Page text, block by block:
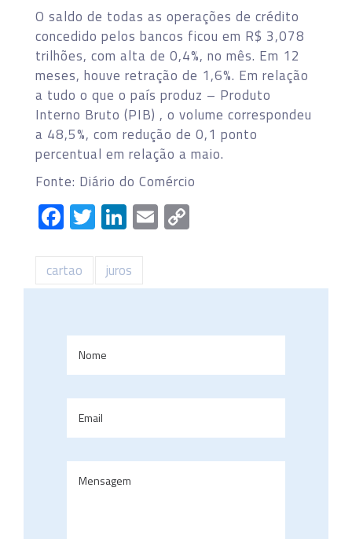
O saldo de todas as operações de crédito
concedido pelos bancos ficou em R$ 3,078
trilhões, com alta de 0,4%, no mês. Em 12
meses, houve retração de 1,6%. Em relação
a tudo o que o país produz – Produto
Interno Bruto (PIB) , o volume correspondeu
a 48,5%, com redução de 0,1 ponto
percentual em relação a maio.
Fonte: Diário do Comércio
Facebook
Twitter
LinkedIn
Email
cartao juros